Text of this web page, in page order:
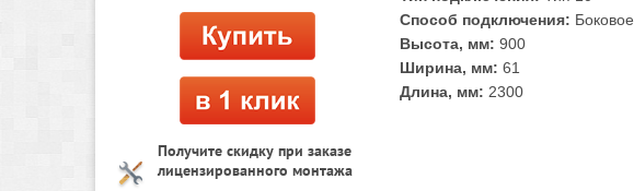
Получите скидку при заказе
лицензированного монтажа
Способ подключения: Боковое
Высота, мм: 900
Ширина, мм: 61
Длина, мм: 2300